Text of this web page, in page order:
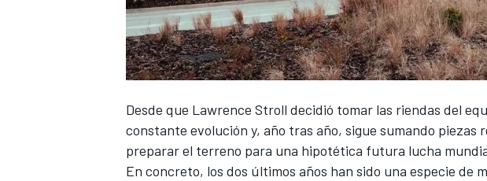
Desde que Lawrence Stroll decidió tomar las riendas del
constante evolución y, año tras año, sigue sumando piezas
preparar el terreno para una hipotética futura lucha
En concreto, los dos últimos años han sido una especie de